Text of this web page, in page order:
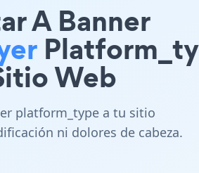
A Banner
Web
platform_type a tu sitio
ni dolores de cabeza.